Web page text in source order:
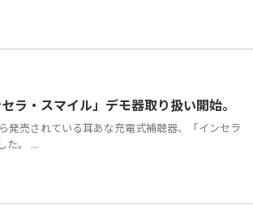
ラ・スマイル」デモ器取り扱い開始。
発売されている耳あな充電式補聴器、「インセラ
た。 ...